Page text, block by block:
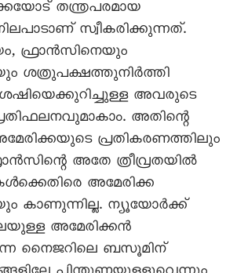
തന്ത്രപരമായ
സ്വീകരിക്കുന്നത്.
ഫ്രാൻസിനെയും
ശത്രുപക്ഷത്തുനിർത്തി
അവരുടെ
അതിന്റെ
പ്രതികരണത്തിലും
അതേ ത്രീവ്രതയിൽ
അമേരിക്ക
കാണുന്നില്ല. ന്യൂയോർക്ക്
അമേരിക്കൻ
നെെജറിലെ ബസൂമിന്